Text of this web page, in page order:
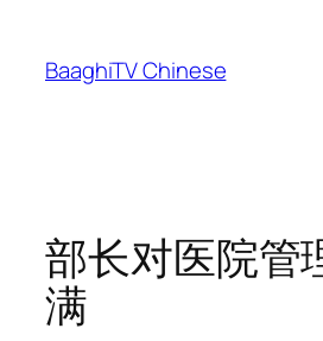
content
BaaghiTV Chinese
部长对医院管
满